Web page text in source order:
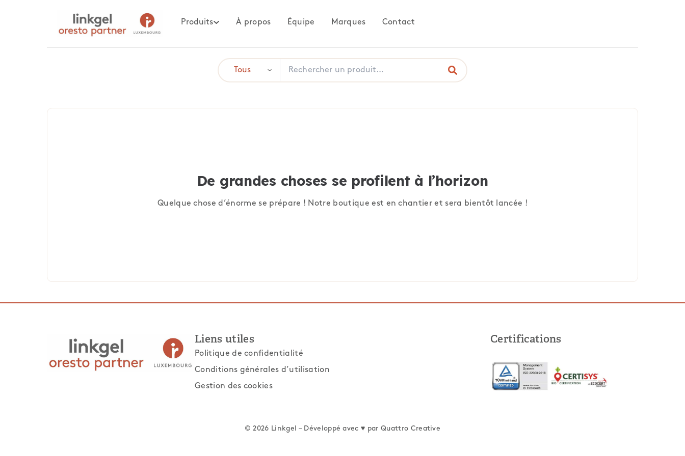
Produits À propos Équipe Marques Contact
De grandes choses se profilent à l’horizon
Quelque chose d’énorme se prépare ! Notre boutique est en chantier et sera bientôt lancée !
Liens utiles
Politique de confidentialité
Conditions générales d’utilisation
Gestion des cookies
Certifications
© 2026 Linkgel – Développé avec ♥ parQuattro Creative